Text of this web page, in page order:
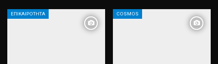
ΕΠΙΚΑΙΡΌΤΗΤΑ COSMOS